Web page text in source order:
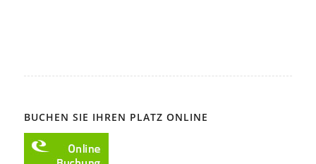
BUCHEN SIE IHREN PLATZ ONLINE